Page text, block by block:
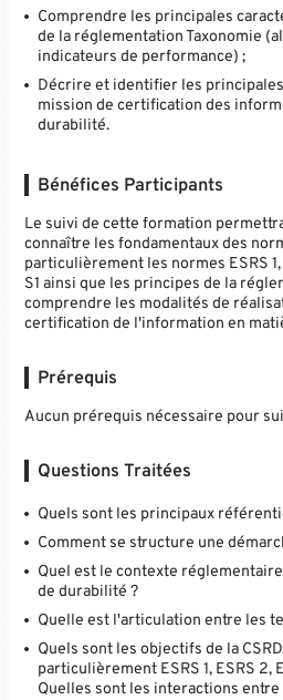
Comprendre les principales
de la réglementation Taxonomie
indicateurs de performance) ;
Décrire et identifier les
mission de certification des
durabilité.
Bénéfices Participants
Le suivi de cette formation
connaître les fondamentaux des
particulièrement les normes ESRS 1,
S1 ainsi que les principes de la
comprendre les modalités de
certification de l'information en
Prérequis
Aucun prérequis nécessaire pour
Questions Traitées
Quels sont les principaux
Comment se structure une
Quel est le contexte
de durabilité ?
Quelle est l'articulation entre les
Quels sont les objectifs de la
particulièrement ESRS 1, ESRS 2,
Quelles sont les interactions entre